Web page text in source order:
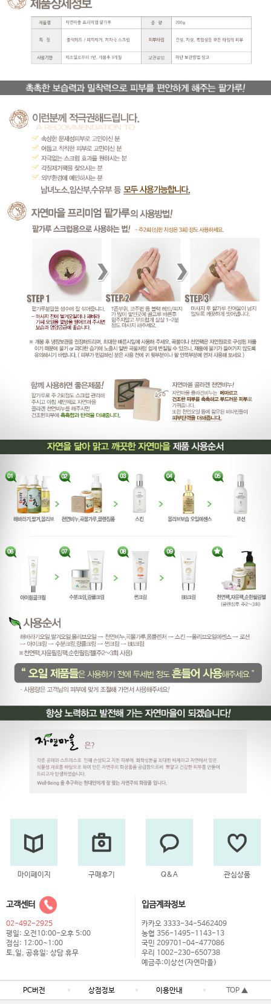
마이페이지 구매후기 Q&A 관심상품
고객센터
02-492-2925
평일: 오전10:00-오후 5:00
점심: 12:00~1:00
토,일, 공휴일: 상담 휴무
입금계좌정보
카카오 3333-34-5462409
농협 356-1495-1143-13
국민 209701-04-477086
우리 1002-230-650738
예금주:이상선(자연마을)
PC버전 상점정보 이용안내 TOP ▲